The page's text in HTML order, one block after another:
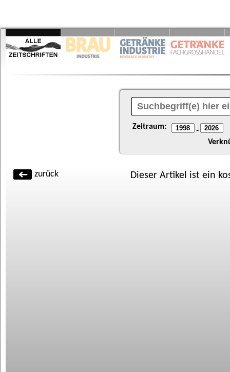
Zeitraum: -
zurück Dieser Artikel ist ein